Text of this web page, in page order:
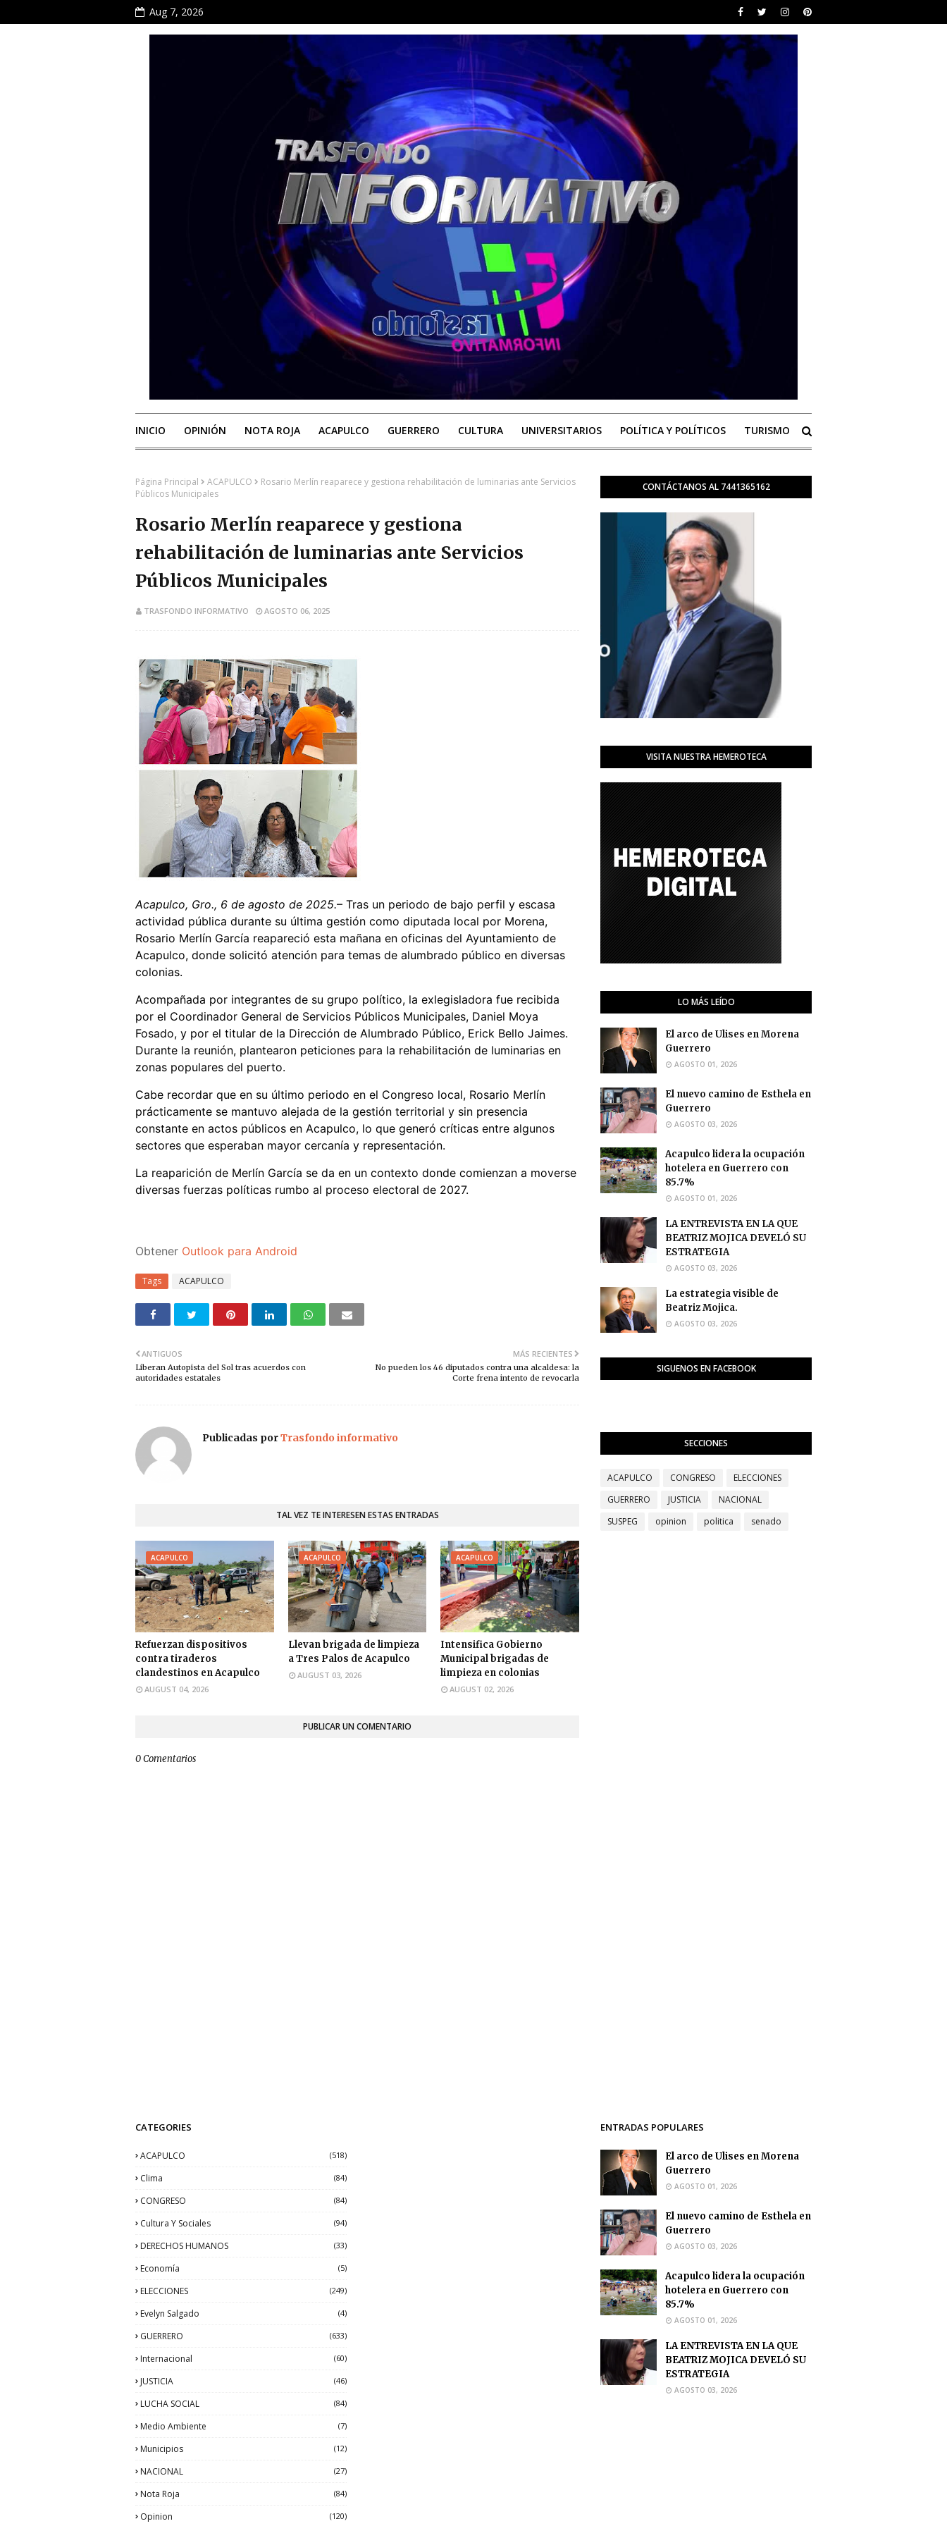
Aug 7, 2026
INICIO OPINIÓN NOTA ROJA ACAPULCO GUERRERO CULTURA UNIVERSITARIOS POLÍTICA Y POLÍTICOS TURISMO
Página Principal ACAPULCO
Rosario Merlín reaparece y gestiona rehabilitación de luminarias ante Servicios
Públicos Municipales
Rosario Merlín reaparece y gestiona
rehabilitación de luminarias ante Servicios
Públicos Municipales
TRASFONDO INFORMATIVO AGOSTO 06, 2025
Acapulco, Gro., 6 de agosto de 2025.– Tras un periodo de bajo perfil y escasa
actividad pública durante su última gestión como diputada local por Morena,
Rosario Merlín García reapareció esta mañana en oficinas del Ayuntamiento de
Acapulco, donde solicitó atención para temas de alumbrado público en diversas
colonias.
Acompañada por integrantes de su grupo político, la exlegisladora fue recibida
por el Coordinador General de Servicios Públicos Municipales, Daniel Moya
Fosado, y por el titular de la Dirección de Alumbrado Público, Erick Bello Jaimes.
Durante la reunión, plantearon peticiones para la rehabilitación de luminarias en
zonas populares del puerto.
Cabe recordar que en su último periodo en el Congreso local, Rosario Merlín
prácticamente se mantuvo alejada de la gestión territorial y sin presencia
constante en actos públicos en Acapulco, lo que generó críticas entre algunos
sectores que esperaban mayor cercanía y representación.
La reaparición de Merlín García se da en un contexto donde comienzan a moverse
diversas fuerzas políticas rumbo al proceso electoral de 2027.
Obtener Outlook para Android
Tags ACAPULCO
MÁS RECIENTES
No pueden los 46 diputados contra una alcaldesa: la
Corte frena intento de revocarla
ANTIGUOS
Liberan Autopista del Sol tras acuerdos con
autoridades estatales
Publicadas porTrasfondo informativo
TAL VEZ TE INTERESEN ESTAS ENTRADAS
ACAPULCO
Refuerzan dispositivos
contra tiraderos
clandestinos en Acapulco
AUGUST 04, 2026
ACAPULCO
Llevan brigada de limpieza
a Tres Palos de Acapulco
AUGUST 03, 2026
ACAPULCO
Intensifica Gobierno
Municipal brigadas de
limpieza en colonias
AUGUST 02, 2026
PUBLICAR UN COMENTARIO
0 Comentarios
CONTÁCTANOS AL 7441365162
VISITA NUESTRA HEMEROTECA
LO MÁS LEÍDO
El arco de Ulises en Morena
Guerrero
AGOSTO 01, 2026
El nuevo camino de Esthela en
Guerrero
AGOSTO 03, 2026
Acapulco lidera la ocupación
hotelera en Guerrero con
85.7%
AGOSTO 01, 2026
LA ENTREVISTA EN LA QUE
BEATRIZ MOJICA DEVELÓ SU
ESTRATEGIA
AGOSTO 03, 2026
La estrategia visible de
Beatriz Mojica.
AGOSTO 03, 2026
SIGUENOS EN FACEBOOK
SECCIONES
ACAPULCO CONGRESO
ELECCIONES
GUERRERO
JUSTICIA
NACIONAL
SUSPEG
opinion politica senado
CATEGORIES
ACAPULCO (518)
Clima (84)
CONGRESO (84)
Cultura Y Sociales (94)
DERECHOS HUMANOS (33)
Economía (5)
ELECCIONES (249)
Evelyn Salgado (4)
GUERRERO (633)
Internacional (60)
JUSTICIA (46)
LUCHA SOCIAL (84)
Medio Ambiente (7)
Municipios (12)
NACIONAL (27)
Nota Roja (84)
Opinion (120)
ENTRADAS POPULARES
El arco de Ulises en Morena
Guerrero
AGOSTO 01, 2026
El nuevo camino de Esthela en
Guerrero
AGOSTO 03, 2026
Acapulco lidera la ocupación
hotelera en Guerrero con
85.7%
AGOSTO 01, 2026
LA ENTREVISTA EN LA QUE
BEATRIZ MOJICA DEVELÓ SU
ESTRATEGIA
AGOSTO 03, 2026